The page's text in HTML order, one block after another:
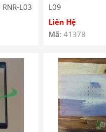
L03
LITE
L09
Liên Hệ
Mã: 41378